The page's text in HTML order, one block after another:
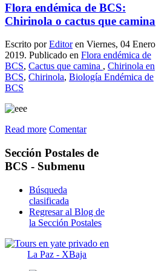
Flora endémica de BCS:
Chirinola o cactus que camina
Escrito porEditoren Viernes, 04 Enero
2019. Publicado en Flora endémica de
BCS, Cactus que camina , Chirinola en
BCS, Chirinola, Biología Endémica de
BCS
Read more Comentar
Sección Postales de
BCS - Submenu
Búsqueda
clasificada
Regresar al Blog de
la Sección Postales